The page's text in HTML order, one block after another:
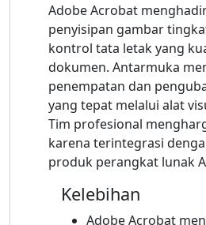
Adobe Acrobat
penyisipan gambar
kontrol tata letak yang
dokumen. Antarmuka
penempatan dan
yang tepat melalui alat
Tim profesional
karena terintegrasi
produk perangkat lunak
Kelebihan
Adobe Acrobat